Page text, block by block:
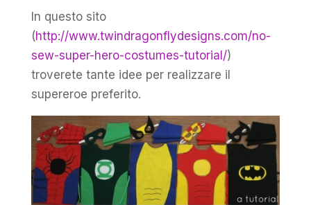
In questo sito
(http://www.twindragonflydesigns.com/no-
sew-super-hero-costumes-tutorial/)
troverete tante idee per realizzare il
supereroe preferito.